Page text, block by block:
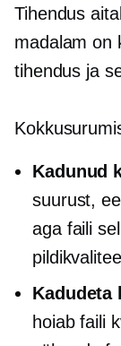
Tihendus
madalam on
tihendus ja
Kadunud
suurust,
aga faili
Kadudeta
hoiab faili